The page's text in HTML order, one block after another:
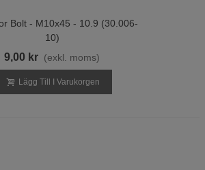
Bolt - M10x45 - 10.9 (30.006-
10)
9,00 kr (exkl. moms)
Lägg Till I Varukorgen